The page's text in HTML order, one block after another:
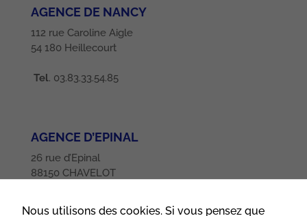
AGENCE DE NANCY
112 rue Caroline Aigle
54 180 Heillecourt
Tel. 03.83.33.54.85
AGENCE D’EPINAL
26 rue d’Epinal
88150 CHAVELOT
. 03.29.32.85.35
Nous utilisons des cookies. Si vous pensez que